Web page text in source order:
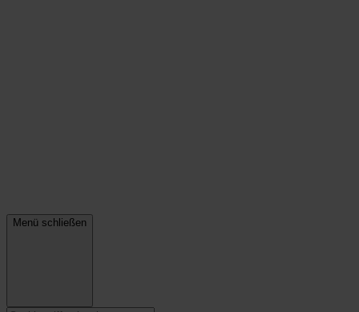
Menü schließen